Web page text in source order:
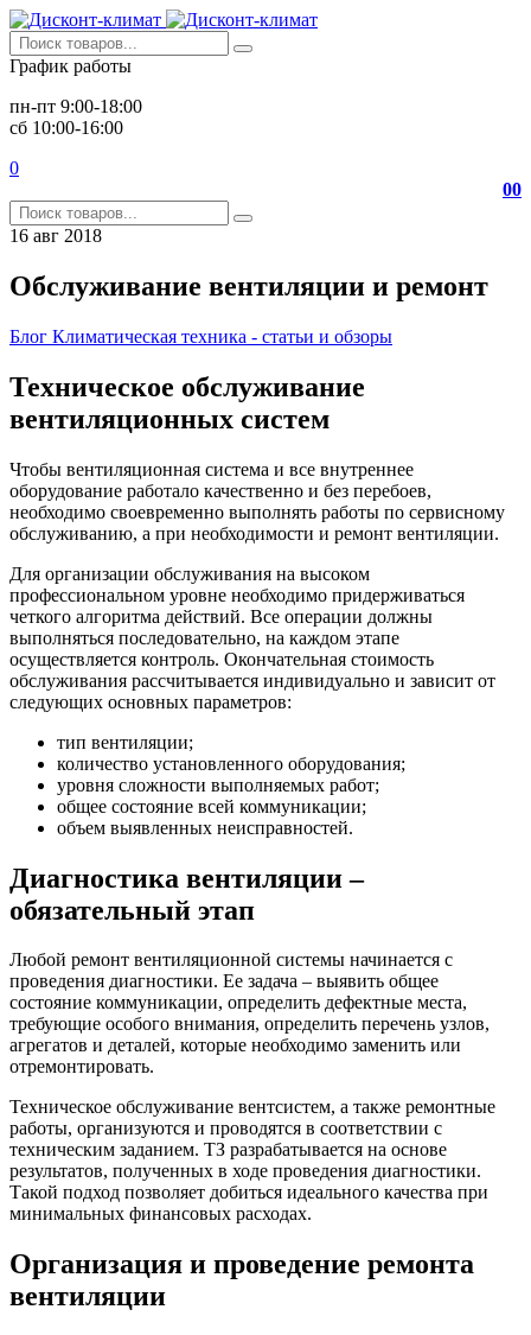
График работы
пн-пт 9:00-18:00
сб 10:00-16:00
0
00
16 авг 2018
Обслуживание вентиляции и ремонт
Блог Климатическая техника - статьи и обзоры
Техническое обслуживание
вентиляционных систем
Чтобы вентиляционная система и все внутреннее
оборудование работало качественно и без перебоев,
необходимо своевременно выполнять работы по сервисному
обслуживанию, а при необходимости и ремонт вентиляции.
Для организации обслуживания на высоком
профессиональном уровне необходимо придерживаться
четкого алгоритма действий. Все операции должны
выполняться последовательно, на каждом этапе
осуществляется контроль. Окончательная стоимость
обслуживания рассчитывается индивидуально и зависит от
следующих основных параметров:
тип вентиляции;
количество установленного оборудования;
уровня сложности выполняемых работ;
общее состояние всей коммуникации;
объем выявленных неисправностей.
Диагностика вентиляции –
обязательный этап
Любой ремонт вентиляционной системы начинается с
проведения диагностики. Ее задача – выявить общее
состояние коммуникации, определить дефектные места,
требующие особого внимания, определить перечень узлов,
агрегатов и деталей, которые необходимо заменить или
отремонтировать.
Техническое обслуживание вентсистем, а также ремонтные
работы, организуются и проводятся в соответствии с
техническим заданием. ТЗ разрабатывается на основе
результатов, полученных в ходе проведения диагностики.
Такой подход позволяет добиться идеального качества при
минимальных финансовых расходах.
Организация и проведение ремонта
вентиляции